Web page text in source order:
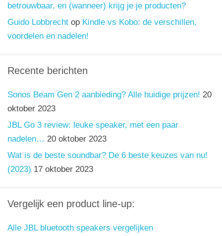
betrouwbaar, en (wanneer) krijg je je producten?
Guido Lobbrecht op Kindle vs Kobo: de verschillen,
voordelen en nadelen!
Recente berichten
Sonos Beam Gen 2 aanbieding? Alle huidige prijzen! 20
oktober 2023
JBL Go 3 review: leuke speaker, met een paar
nadelen… 20 oktober 2023
Wat is de beste soundbar? De 6 beste keuzes van nu!
(2023) 17 oktober 2023
Vergelijk een product line-up:
Alle JBL bluetooth speakers vergelijken